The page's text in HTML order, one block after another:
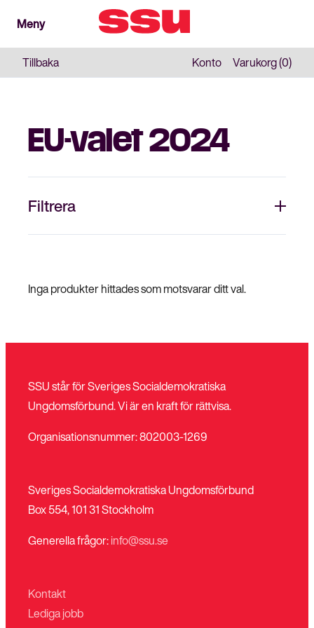
Stäng
Bli medlem
MenyMeny
Tillbaka Konto Varukorg (0)
EU-valet 2024
Filtrera
Inga produkter hittades som motsvarar ditt val.
SSU står för Sveriges Socialdemokratiska
Ungdomsförbund. Vi är en kraft för rättvisa.
Organisationsnummer: 802003-1269
Sveriges Socialdemokratiska Ungdomsförbund
Box 554, 101 31 Stockholm
Generella frågor:info@ssu.se
Kontakt
Lediga jobb